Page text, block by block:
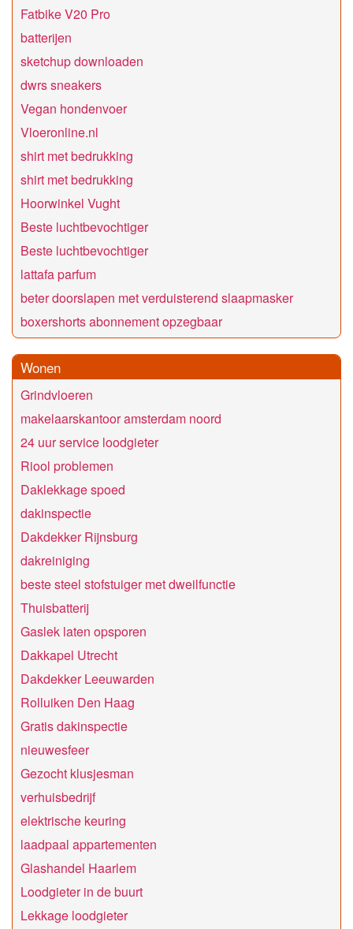
Fatbike V20 Pro
batterijen
sketchup downloaden
dwrs sneakers
Vegan hondenvoer
Vloeronline.nl
shirt met bedrukking
shirt met bedrukking
Hoorwinkel Vught
Beste luchtbevochtiger
Beste luchtbevochtiger
lattafa parfum
beter doorslapen met verduisterend slaapmasker
boxershorts abonnement opzegbaar
Wonen
Grindvloeren
makelaarskantoor amsterdam noord
24 uur service loodgieter
Riool problemen
Daklekkage spoed
dakinspectie
Dakdekker Rijnsburg
dakreiniging
beste steel stofstuiger met dweilfunctie
Thuisbatterij
Gaslek laten opsporen
Dakkapel Utrecht
Dakdekker Leeuwarden
Rolluiken Den Haag
Gratis dakinspectie
nieuwesfeer
Gezocht klusjesman
verhuisbedrijf
elektrische keuring
laadpaal appartementen
Glashandel Haarlem
Loodgieter in de buurt
Lekkage loodgieter